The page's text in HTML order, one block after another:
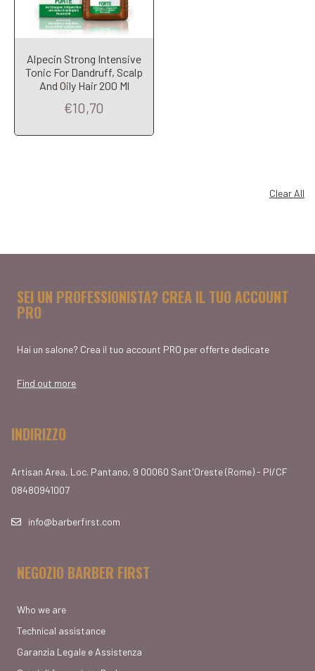
Clear All
Alpecin Strong Intensive
Tonic For Dandruff, Scalp
And Oily Hair 200 Ml
€10,70
SEI UN PROFESSIONISTA? CREA IL TUO ACCOUNT
PRO
Hai un salone? Crea il tuo account PRO per offerte dedicate
Find out more
INDIRIZZO
Artisan Area, Loc. Pantano, 9 00060 Sant'Oreste (Rome) - PI/CF
08480941007
info@barberfirst.com
NEGOZIO BARBER FIRST
Who we are
Technical assistance
Garanzia Legale e Assistenza